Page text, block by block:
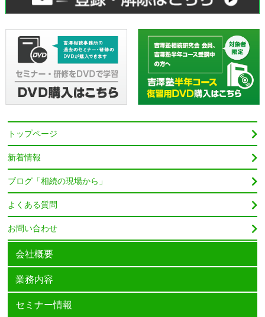
トップページ
新着情報
ブログ「相続の現場から」
よくある質問
お問い合わせ
会社概要
業務内容
セミナー情報